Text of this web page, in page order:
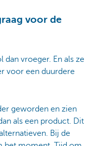
voor de
vroeger. En als ze
voor een duurdere
geworden en zien
als een product. Dit
Bij de